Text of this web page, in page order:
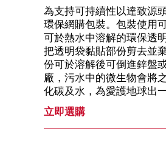
為支持可持續性以達致源
環保網購包裝。包裝使用
可於熱水中溶解的環保透
把透明袋黏貼部份剪去並
份可於溶解後可倒進鋅盤
廠，污水中的微生物會將
化碳及水，為愛護地球出一
立即選購